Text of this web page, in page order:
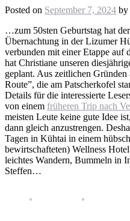
Posted on September 7, 2024 by
…zum 50sten Geburtstag hat
Übernachtung in der Lizumer
verbunden mit einer Etappe auf
hat Christiane unseren
geplant. Aus zeitlichen Gründen
Route”, die am Patscherkofel
Details für die interessierte
von einem früheren Trip nach
meisten Leute keine gute Idee
dann gleich anzustrengen.
Tagen in Kühtai in einem
bewirtschafteten) Wellness
leichtes Wandern, Bummeln in
Steffen…